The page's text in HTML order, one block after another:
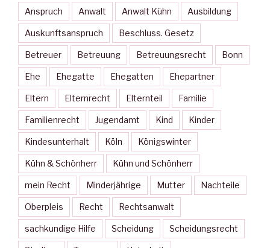
Anspruch Anwalt Anwalt Kühn Ausbildung
Auskunftsanspruch Beschluss. Gesetz
Betreuer Betreuung Betreuungsrecht Bonn
Ehe Ehegatte Ehegatten Ehepartner
Eltern Elternrecht Elternteil Familie
Familienrecht Jugendamt Kind Kinder
Kindesunterhalt Köln Königswinter
Kühn & Schönherr Kühn und Schönherr
mein Recht Minderjährige Mutter Nachteile
Oberpleis Recht Rechtsanwalt
sachkundige Hilfe Scheidung Scheidungsrecht